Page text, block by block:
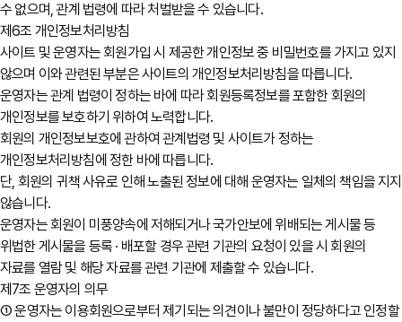
수 없으며, 관계 법령에 따라 처벌받을 수 있습니다.
제6조 개인정보처리방침
사이트 및 운영자는 회원가입 시 제공한 개인정보 중 비밀번호를 가지고 있지
않으며 이와 관련된 부분은 사이트의 개인정보처리방침을 따릅니다.
운영자는 관계 법령이 정하는 바에 따라 회원등록정보를 포함한 회원의
개인정보를 보호하기 위하여 노력합니다.
회원의 개인정보보호에 관하여 관계법령 및 사이트가 정하는
개인정보처리방침에 정한 바에 따릅니다.
단, 회원의 귀책 사유로 인해 노출된 정보에 대해 운영자는 일체의 책임을 지지
않습니다.
운영자는 회원이 미풍양속에 저해되거나 국가안보에 위배되는 게시물 등
위법한 게시물을 등록 · 배포할 경우 관련 기관의 요청이 있을 시 회원의
자료를 열람 및 해당 자료를 관련 기관에 제출할 수 있습니다.
제7조 운영자의 의무
① 운영자는 이용회원으로부터 제기되는 의견이나 불만이 정당하다고 인정할